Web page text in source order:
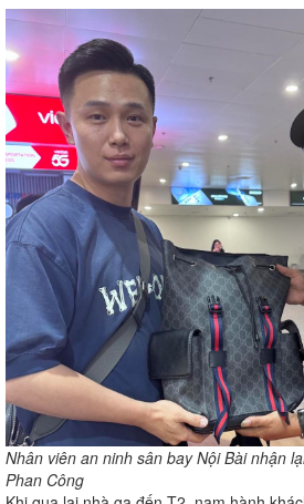
Nhân viên an ninh sân bay Nội Bài nhận
Phan Công